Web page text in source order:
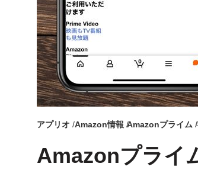
アプリオ Amazon情報 Amazonプライム
Amazonプライ